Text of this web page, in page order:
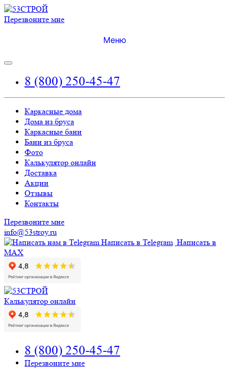
Перезвоните мне
Меню
8 (800) 250-45-47
Каркасные дома
Дома из бруса
Каркасные бани
Бани из бруса
Фото
Калькулятор онлайн
Доставка
Акции
Отзывы
Контакты
Перезвоните мне
info@53stroy.ru
Написать в Telegram Написать в
MAX
Калькулятор онлайн
8 (800) 250-45-47
Перезвоните мне